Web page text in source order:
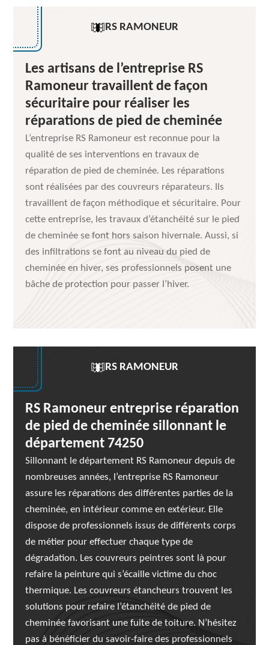
RS RAMONEUR
Les artisans de l’entreprise RS
Ramoneur travaillent de façon
sécuritaire pour réaliser les
réparations de pied de cheminée
L’entreprise RS Ramoneur est reconnue pour la
qualité de ses interventions en travaux de
réparation de pied de cheminée. Les réparations
sont réalisées par des couvreurs réparateurs. Ils
travaillent de façon méthodique et sécuritaire. Pour
cette entreprise, les travaux d’étanchéité sur le pied
de cheminée se font hors saison hivernale. Aussi, si
des infiltrations se font au niveau du pied de
cheminée en hiver, ses professionnels posent une
bâche de protection pour passer l’hiver.
RS RAMONEUR
RS Ramoneur entreprise réparation
de pied de cheminée sillonnant le
département 74250
Sillonnant le département RS Ramoneur depuis de
nombreuses années, l’entreprise RS Ramoneur
assure les réparations des différentes parties de la
cheminée, en intérieur comme en extérieur. Elle
dispose de professionnels issus de différents corps
de métier pour effectuer chaque type de
dégradation. Les couvreurs peintres sont là pour
refaire la peinture qui s’écaille victime du choc
thermique. Les couvreurs étancheurs trouvent les
solutions pour refaire l’étanchéité de pied de
cheminée favorisant une fuite de toiture. N’hésitez
pas à bénéficier du savoir-faire des professionnels